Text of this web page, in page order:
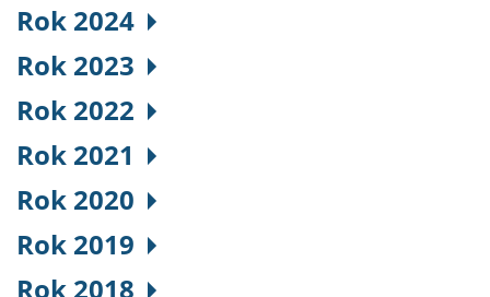
Rok 2024
Rok 2023
Rok 2022
Rok 2021
Rok 2020
Rok 2019
Rok 2018